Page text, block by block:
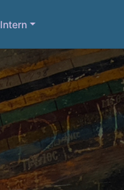
Intern